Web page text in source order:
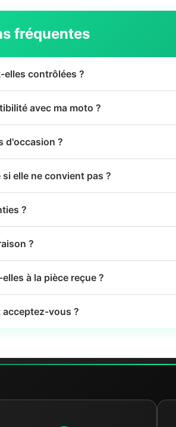
fréquentes
elles contrôlées ?
avec ma moto ?
d'occasion ?
elle ne convient pas ?
?
?
à la pièce reçue ?
acceptez-vous ?